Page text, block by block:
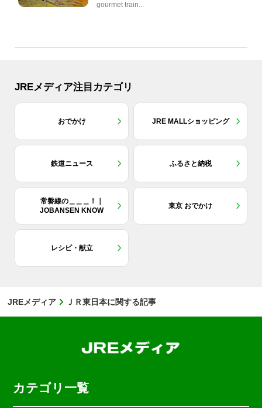
gourmet train...
JREメディア注目カテゴリ
おでかけ JRE MALLショッピング
鉄道ニュース ふるさと納税
常磐線の＿＿＿！｜
JOBANSEN KNOW
東京 おでかけ
レシピ・献立
JREメディア ＪＲ東日本に関する記事
カテゴリ一覧